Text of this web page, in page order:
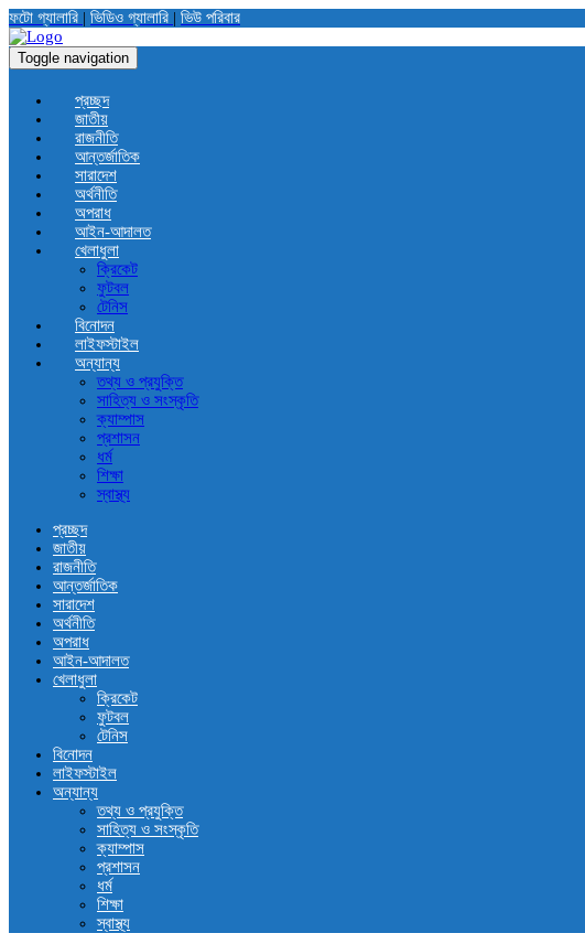
ফটো গ্যালারি | ভিডিও গ্যালারি | ভিউ পরিবার
Toggle navigation
প্রচ্ছদ
জাতীয়
রাজনীতি
আন্তর্জাতিক
সারাদেশ
অর্থনীতি
অপরাধ
আইন-আদালত
খেলাধুলা
ক্রিকেট
ফুটবল
টেনিস
বিনোদন
লাইফস্টাইল
অন্যান্য
তথ্য ও প্রযুক্তি
সাহিত্য ও সংস্কৃতি
ক্যাম্পাস
প্রশাসন
ধর্ম
শিক্ষা
স্বাস্থ্য
প্রচ্ছদ
জাতীয়
রাজনীতি
আন্তর্জাতিক
সারাদেশ
অর্থনীতি
অপরাধ
আইন-আদালত
খেলাধুলা
ক্রিকেট
ফুটবল
টেনিস
বিনোদন
লাইফস্টাইল
অন্যান্য
তথ্য ও প্রযুক্তি
সাহিত্য ও সংস্কৃতি
ক্যাম্পাস
প্রশাসন
ধর্ম
শিক্ষা
স্বাস্থ্য